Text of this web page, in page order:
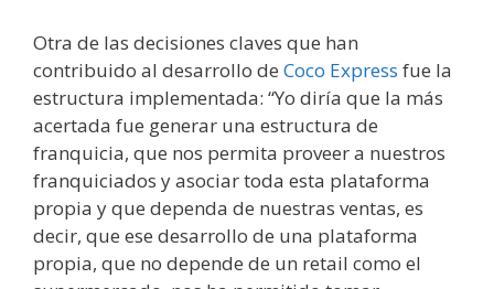
Otra de las decisiones claves que han
contribuido al desarrollo de Coco Express fue la
estructura implementada: “Yo diría que la más
acertada fue generar una estructura de
franquicia, que nos permita proveer a nuestros
franquiciados y asociar toda esta plataforma
propia y que dependa de nuestras ventas, es
decir, que ese desarrollo de una plataforma
propia, que no depende de un retail como el